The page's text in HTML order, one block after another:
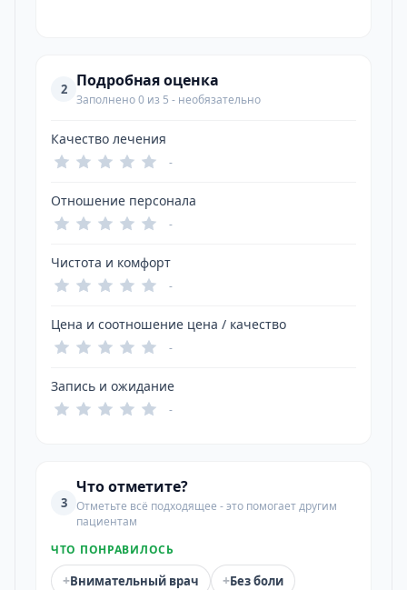
2 Подробная оценка
Заполнено 0 из 5 - необязательно
Качество лечения
-
Отношение персонала
-
Чистота и комфорт
-
Цена и соотношение цена / качество
-
Запись и ожидание
-
3
Что отметите?
Отметьте всё подходящее - это помогает другим
пациентам
ЧТО ПОНРАВИЛОСЬ
+Внимательный врач +Без боли